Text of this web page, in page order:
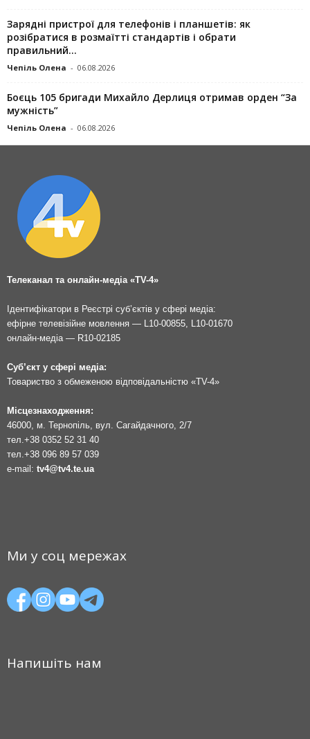
Зарядні пристрої для телефонів і планшетів: як
розібратися в розмаїтті стандартів і обрати
правильний...
Чепіль Олена - 06.08.2026
Боєць 105 бригади Михайло Дерлиця отримав орден “За
мужність”
Чепіль Олена - 06.08.2026
Телеканал та онлайн-медіа «TV-4»
Ідентифікатори в Реєстрі суб’єктів у сфері медіа:
ефірне телевізійне мовлення — L10-00855, L10-01670
онлайн-медіа — R10-02185
Суб’єкт у сфері медіа:
Товариство з обмеженою відповідальністю «TV-4»
Місцезнаходження:
46000, м. Тернопіль, вул. Сагайдачного, 2/7
тел. +38 0352 52 31 40
тел. +38 096 89 57 039
e-mail: tv4@tv4.te.ua
Ми у соц мережах
Напишіть нам